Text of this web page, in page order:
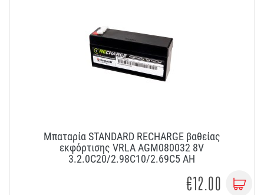
Μπαταρία STANDARD RECHARGE βαθείας
εκφόρτισης VRLA AGM080032 8V
3.2.0C20/2.98C10/2.69C5 AH
€12.00